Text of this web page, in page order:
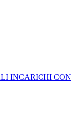
INCARICHI CON